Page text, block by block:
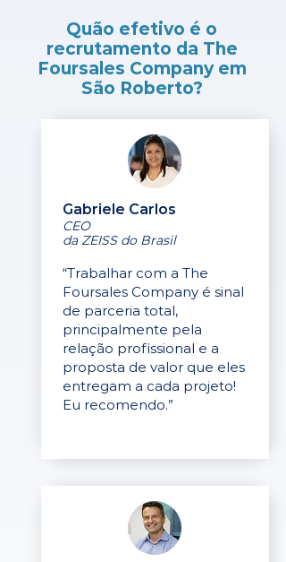
Quão efetivo é o
recrutamento da The
Foursales Company em
São Roberto?
Gabriele Carlos
CEO
da ZEISS do Brasil
“Trabalhar com a The
Foursales Company é sinal
de parceria total,
principalmente pela
relação profissional e a
proposta de valor que eles
entregam a cada projeto!
Eu recomendo.”